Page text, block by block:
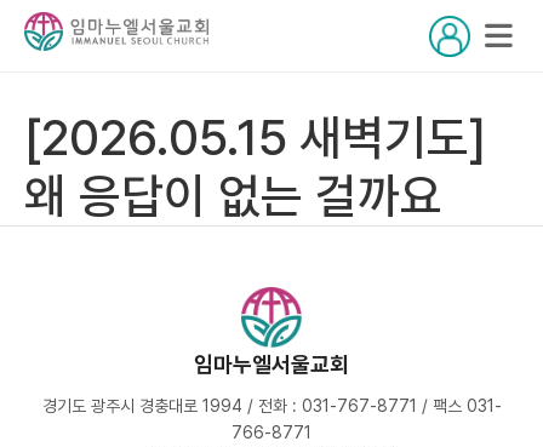
[2026.05.15 새벽기도]
왜 응답이 없는 걸까요
임마누엘서울교회
경기도 광주시 경충대로 1994 / 전화 : 031-767-8771 / 팩스 031-
766-8771